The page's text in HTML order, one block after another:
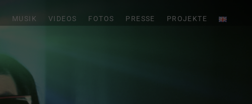
MUSIK VIDEOS FOTOS PRESSE PROJEKTE